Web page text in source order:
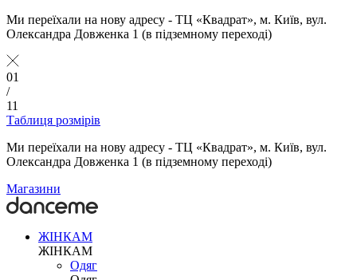
Ми переїхали на нову адресу - ТЦ «Квадрат», м. Київ, вул.
Олександра Довженка 1 (в підземному переході)
01
/
11
Таблиця розмірів
Ми переїхали на нову адресу - ТЦ «Квадрат», м. Київ, вул.
Олександра Довженка 1 (в підземному переході)
Магазини
ЖІНКАМ
ЖІНКАМ
Одяг